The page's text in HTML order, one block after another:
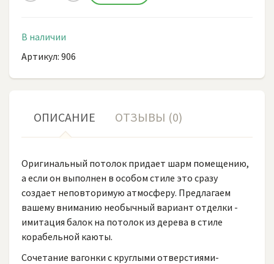
В наличии
Артикул: 906
ОПИСАНИЕ ОТЗЫВЫ (0)
Оригинальный потолок придает шарм помещению,
а если он выполнен в особом стиле это сразу
создает неповторимую атмосферу. Предлагаем
вашему вниманию необычный вариант отделки -
имитация балок на потолок из дерева в стиле
корабельной каюты.
Сочетание вагонки с круглыми отверстиями-